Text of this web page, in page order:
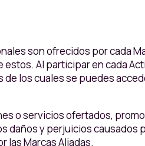
son ofrecidos por cada
Al participar en cada
los cuales se puedes
o servicios ofertados,
daños y perjuicios causados
las Marcas Aliadas.